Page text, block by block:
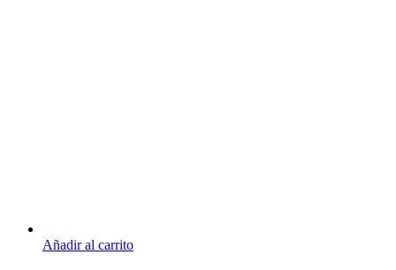
Añadir al carrito